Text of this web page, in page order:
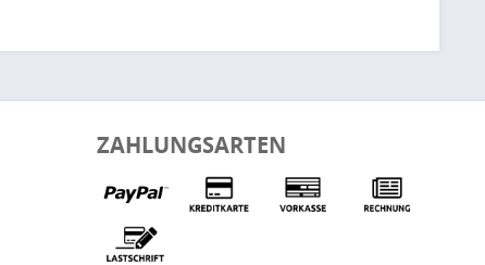
ZAHLUNGSARTEN